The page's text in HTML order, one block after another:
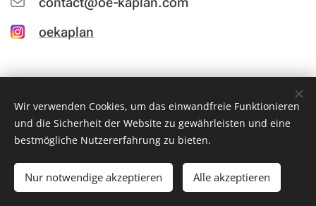
oekaplan
© 2026 Ömer Faruk Kaplan All rights reserved
Datenschutz/Impressum Cookies
Wir verwenden Cookies, um das einwandfreie Funktionieren
und die Sicherheit der Website zu gewährleisten und eine
bestmögliche Nutzererfahrung zu bieten.
Nur notwendige akzeptieren Alle akzeptieren